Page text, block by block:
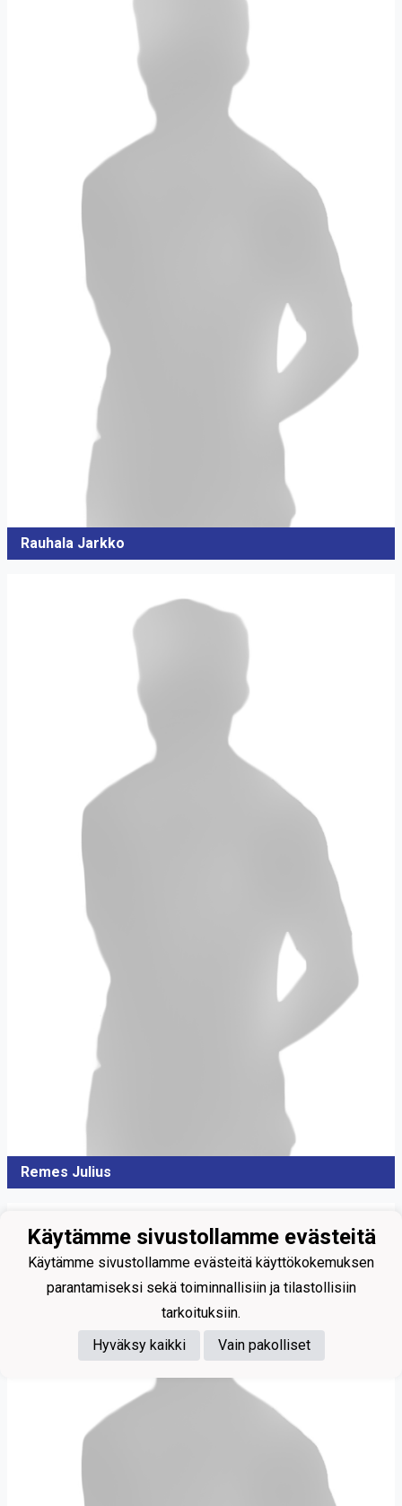
Rauhala Jarkko
Remes Julius
Käytämme sivustollamme evästeitä
Käytämme sivustollamme evästeitä käyttökokemuksen
parantamiseksi sekä toiminnallisiin ja tilastollisiin
tarkoituksiin.
Hyväksy kaikki
Vain pakolliset